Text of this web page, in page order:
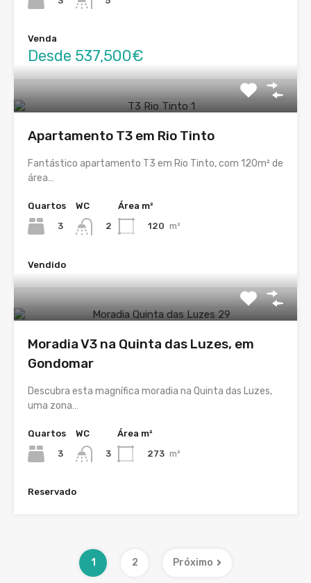
Venda
Desde 537,500€
Apartamento T3 em Rio Tinto
Fantástico apartamento T3 em Rio Tinto, com 120m² de
área…
Quartos
3
WC
2
Área m²
120 m²
Vendido
Moradia V3 na Quinta das Luzes, em
Gondomar
Descubra esta magnífica moradia na Quinta das Luzes,
uma zona…
Quartos
3
WC
3
Área m²
273 m²
Reservado
1 2 Próximo